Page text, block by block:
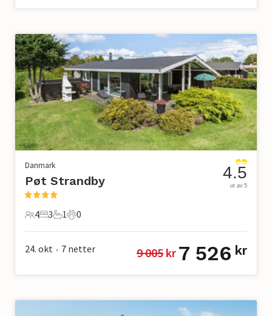
Danmark
Pøt Strandby
4 Gjester
4
3 Soverom
3
1 Bad
1
0 Kjæledyr
0
4.5
ut av 5
24. okt • 7 netter 9 005 kr 7 526 kr